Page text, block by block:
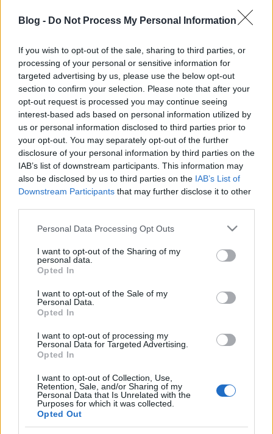
Blog - Do Not Process My Personal Information
If you wish to opt-out of the sale, sharing to third parties, or
processing of your personal or sensitive information for
targeted advertising by us, please use the below opt-out
section to confirm your selection. Please note that after your
opt-out request is processed you may continue seeing
interest-based ads based on personal information utilized by
us or personal information disclosed to third parties prior to
your opt-out. You may separately opt-out of the further
disclosure of your personal information by third parties on the
IAB’s list of downstream participants. This information may
also be disclosed by us to third parties on the IAB’s List of
Downstream Participants that may further disclose it to other
Please note that this website/app uses one or more Google
not limited to your visit or usage behaviour. You may click to
grant or deny consent to Google and its third-party tags to
use your data for below specified purposes in below Google
consent section.
Personal Data Processing Opt Outs
I want to opt-out of the Sharing of my
personal data.
Opted In
I want to opt-out of the Sale of my
Personal Data.
Opted In
I want to opt-out of processing my
Personal Data for Targeted Advertising.
Opted In
I want to opt-out of Collection, Use,
Retention, Sale, and/or Sharing of my
Personal Data that Is Unrelated with the
Purposes for which it was collected.
Opted Out
A Fővárosi Közgyűlés elfogadta a
tarifaemelést
BKV figyelő.hu•2009. december 16.
Közgyűlés szerdai ülésén második nekifutásra
elfogadta a BKV jövő évi tarifaemelését. Február 1-
jétől több mint 4 százalékkal nőnek a jegy- és
bérletárak; a vonaljegy 320, a felnőtt havi bérlet
9800 forint lesz. A testület három héttel ezelőtt már
tárgyalta a…
Nem emelik a BKV-tarifákat
Nem változnak a BKV-tarifák jövőre, a döntött nagy
többséggel csütörtöki ülésén a fővárosi
önkormányzat. Ilyen 15 éve nem fordult elő. A vízdíj
is kisebb mértékben, 4,7 százalék helyett mindössze
fél százalékkal emelkedett. A képviselők döntő
többsége…
Nincs kegyelem, egy vagyonba kerül
BKV figyelő.hu•2009. június 03.
Csaknem öt százalékkal többet kell majd fizetni